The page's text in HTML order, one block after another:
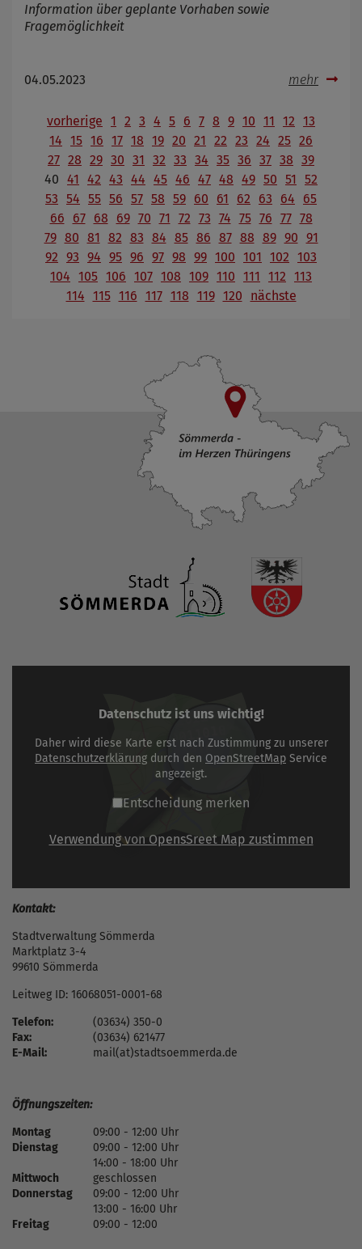
Information über geplante Vorhaben sowie
Fragemöglichkeit
04.05.2023 mehr
vorherige 1 2 3 4 5 6 7 8 9 10 11 12 13
14 15 16 17 18 19 20 21 22 23 24 25 26
27 28 29 30 31 32 33 34 35 36 37 38 39
40 41 42 43 44 45 46 47 48 49 50 51
52
53 54 55 56 57 58 59 60 61 62 63 64
65
66
67 68 69 70 71 72 73 74 75 76 77 78
79 80 81 82 83 84 85 86 87 88 89 90 91
92 93 94 95 96 97 98 99 100 101 102 103
104 105 106 107 108 109 110 111 112 113
114 115 116 117 118 119 120 nächste
Datenschutz ist uns wichtig!
Daher wird diese Karte erst nach Zustimmung zu unserer
Datenschutzerklärung durch den OpenStreetMap Service
angezeigt.
Entscheidung merken
Verwendung von OpensSreet Map zustimmen
Kontakt:
Stadtverwaltung Sömmerda
Marktplatz 3-4
99610 Sömmerda
Leitweg ID: 16068051-0001-68
Telefon:
(03634) 350-0
Fax:
(03634) 621477
E-Mail:
mail(at)stadtsoemmerda.de
Öffnungszeiten:
Montag
09:00 - 12:00 Uhr
Dienstag
09:00 - 12:00 Uhr
14:00 - 18:00 Uhr
Mittwoch
geschlossen
Donnerstag
09:00 - 12:00 Uhr
13:00 - 16:00 Uhr
Freitag
09:00 - 12:00